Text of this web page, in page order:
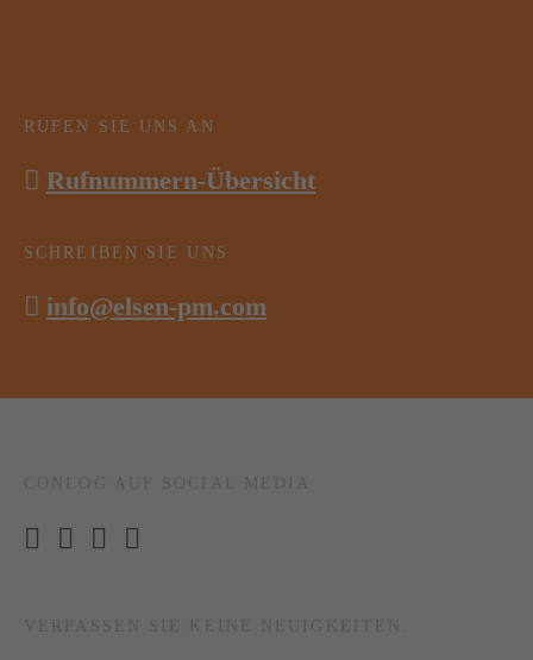
RUFEN SIE UNS AN
Rufnummern-Übersicht
SCHREIBEN SIE UNS
info@elsen-pm.com